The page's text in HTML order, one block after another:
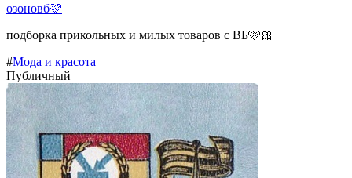
озоновб🩷
подборка прикольных и милых товаров с ВБ🩷🎀
#Мода и красота
Публичный